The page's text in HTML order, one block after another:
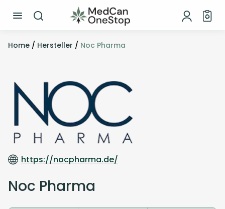
Home / Hersteller / Noc Pharma
https://nocpharma.de/
Noc Pharma